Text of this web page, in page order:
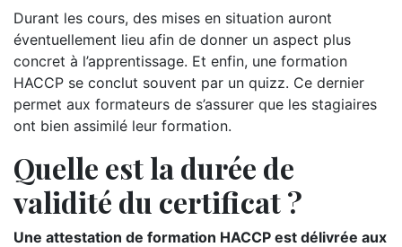
Durant les cours, des mises en situation auront
éventuellement lieu afin de donner un aspect plus
concret à l’apprentissage. Et enfin, une formation
HACCP se conclut souvent par un quizz. Ce dernier
permet aux formateurs de s’assurer que les stagiaires
ont bien assimilé leur formation.
Quelle est la durée de
validité du certificat ?
Une attestation de formation HACCP est délivrée aux